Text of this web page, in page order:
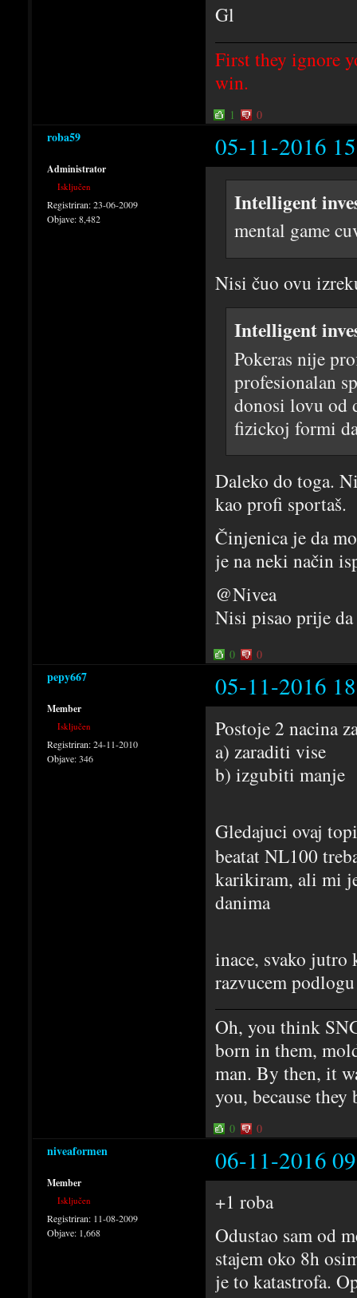
Gl
First they ignore
win.
1 0
roba59 05-11-2016
Administrator
Isključen
Registriran:23-06-2009
Objave:8,482
Intelligent
mental game
Nisi čuo ovu
Intelligent
Pokeras nije
profesionalan
donosi lovu od
fizickoj formi
Daleko do toga.
kao profi sportaš.
Činjenica je da
je na neki način
@Nivea
Nisi pisao prije
0 0
pepy667 05-11-2016
Member
Isključen
Registriran:24-11-2010
Objave:346
Postoje 2 nacina
a) zaraditi vise
b) izgubiti manje
Gledajuci ovaj
beatat NL100
karikiram, ali mi
danima
inace, svako jutro
razvucem
Oh, you think
born in them,
man. By then, it
you, because
0 0
niveaformen 06-11-2016
Member
Isključen
Registriran: 11-08-2009
Objave: 1,668
+1 roba
Odustao sam od
stajem oko 8h
je to katastrofa.